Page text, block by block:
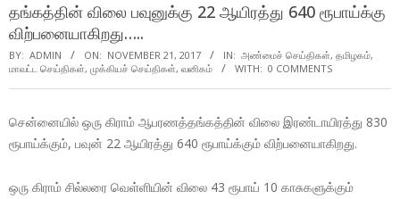
தங்கத்தின் விலை பவுனுக்கு 22 ஆயிரத்து 640 ரூபாய்க்கு
விற்பனையாகிறது…..
BY: ADMIN ON: NOVEMBER 21, 2017 IN: அண்மைச் செய்திகள், தமிழகம்,
மாவட்ட செய்திகள், முக்கியச் செய்திகள், வனிகம் WITH: 0 COMMENTS
சென்னையில் ஒரு கிராம் ஆபரணத்தங்கத்தின் விலை இரண்டாயிரத்து 830
ரூபாய்க்கும், பவுன் 22 ஆயிரத்து 640 ரூபாய்க்கும் விற்பனையாகிறது.
ஒரு கிராம் சில்லரை வெள்ளியின் விலை 43 ரூபாய் 10 காசுகளுக்கும்